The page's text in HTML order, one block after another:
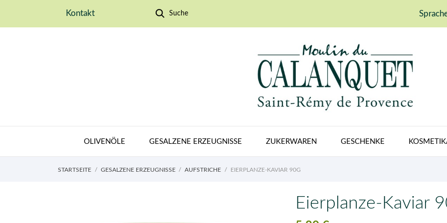
Kontakt Suche
OLIVENÖLE GESALZENE ERZEUGNISSE ZUKERWAREN GESCHENKE
STARTSEITE GESALZENE ERZEUGNISSE AUFSTRICHE EIERPLANZE-KAVIAR 90G
Eierplanze-Kaviar